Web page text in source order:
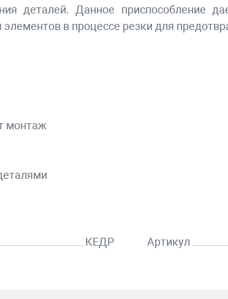
деталей. Данное приспособление
в процессе резки для
монтаж
КЕДР Артикул